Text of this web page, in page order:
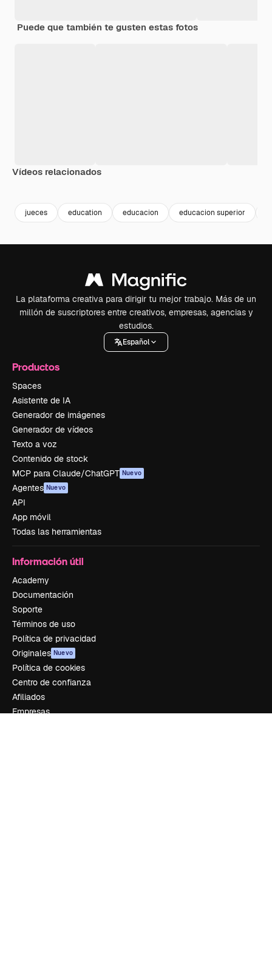
Puede que también te gusten estas fotos
Vídeos relacionados
jueces education educacion educacion superior
La plataforma creativa para dirigir tu mejor trabajo. Más de un
millón de suscriptores entre creativos, empresas, agencias y
estudios.
Español
Productos
Spaces
Asistente de IA
Generador de imágenes
Generador de vídeos
Texto a voz
Contenido de stock
MCP para Claude/ChatGPT Nuevo
Agentes Nuevo
API
App móvil
Todas las herramientas
Información útil
Academy
Documentación
Soporte
Términos de uso
Política de privacidad
Originales Nuevo
Política de cookies
Centro de confianza
Afiliados
Empresas